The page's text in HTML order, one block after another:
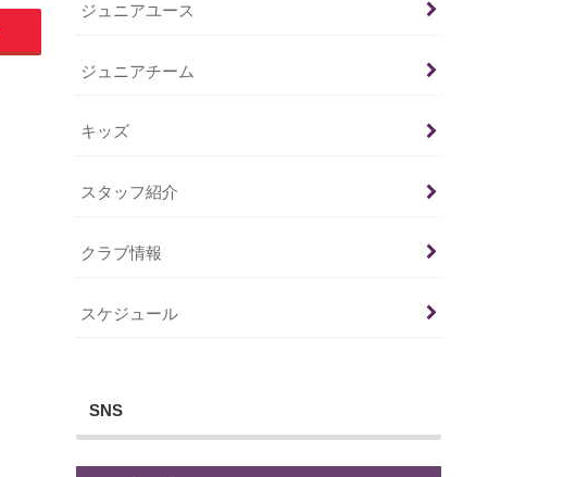
ジュニアユース
ジュニアチーム
キッズ
スタッフ紹介
クラブ情報
スケジュール
SNS